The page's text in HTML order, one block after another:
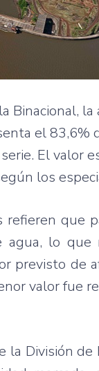
Binacional,
el
El valor
los
refieren que
lo
previsto de
valor fue
la División